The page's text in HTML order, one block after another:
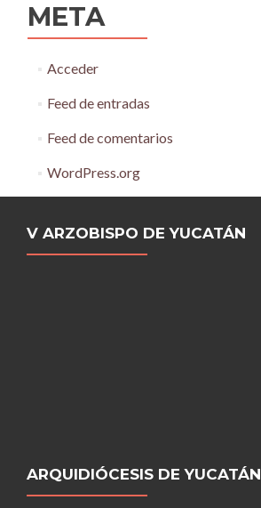
META
Acceder
Feed de entradas
Feed de comentarios
WordPress.org
V ARZOBISPO DE YUCATÁN
ARQUIDIÓCESIS DE YUCATÁN